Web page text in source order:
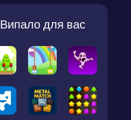
Випало для вас